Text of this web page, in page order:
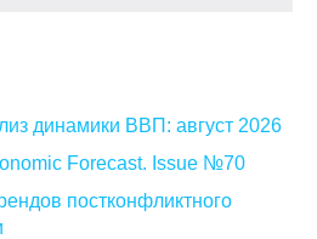
динамики ВВП: август 2026
Forecast. Issue №70
постконфликтного